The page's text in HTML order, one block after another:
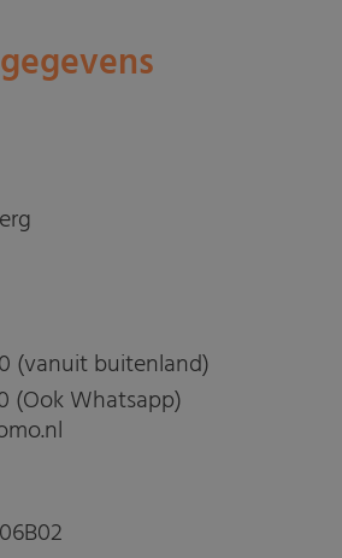
(vanuit buitenland)
(Ook Whatsapp)